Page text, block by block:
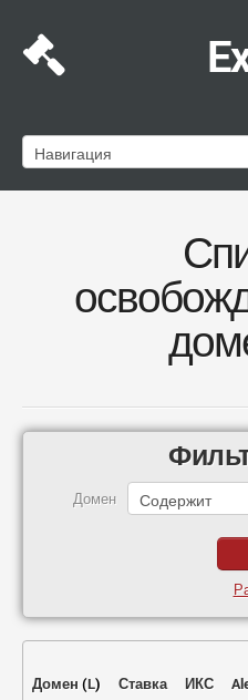
Домен
Домен (L) Ставка ИКС